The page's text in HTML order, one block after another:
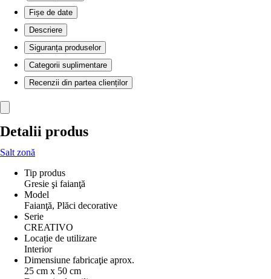
Fișe de date
Descriere
Siguranța produselor
Categorii suplimentare
Recenzii din partea clienților
Detalii produs
Salt zonă
Tip produs
Gresie şi faianţă
Model
Faianţă, Plăci decorative
Serie
CREATIVO
Locație de utilizare
Interior
Dimensiune fabricaţie aprox.
25 cm x 50 cm